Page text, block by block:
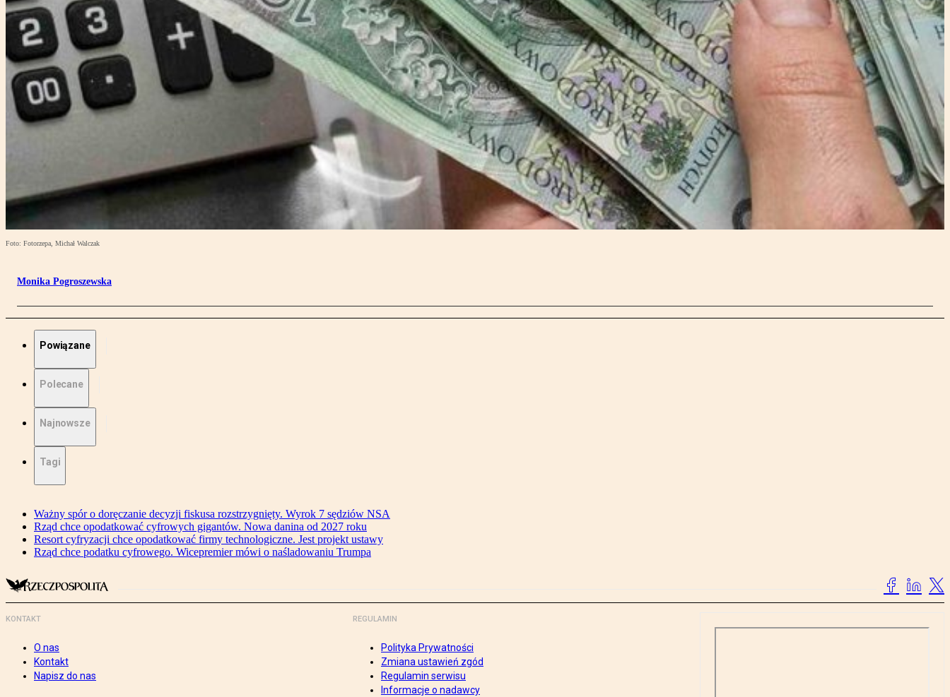
Foto: Fotorzepa, Michał Walczak
Monika Pogroszewska
Powiązane
Polecane
Najnowsze
Tagi
Ważny spór o doręczanie decyzji fiskusa rozstrzygnięty. Wyrok 7 sędziów NSA
Rząd chce opodatkować cyfrowych gigantów. Nowa danina od 2027 roku
Resort cyfryzacji chce opodatkować firmy technologiczne. Jest projekt ustawy
Rząd chce podatku cyfrowego. Wicepremier mówi o naśladowaniu Trumpa
KONTAKT
O nas
Kontakt
Napisz do nas
REGULAMIN
Polityka Prywatności
Zmiana ustawień zgód
Regulamin serwisu
Informacje o nadawcy